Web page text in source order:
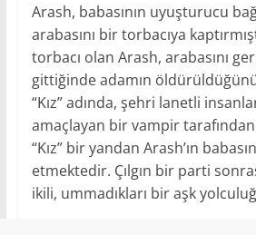
Arash, babasının uyuşturucu
arabasını bir torbacıya
torbacı olan Arash, arabasını
gittiğinde adamın
“Kız” adında, şehri lanetli
amaçlayan bir vampir
“Kız” bir yandan Arash’ın
etmektedir. Çılgın bir parti
ikili, ummadıkları bir aşk